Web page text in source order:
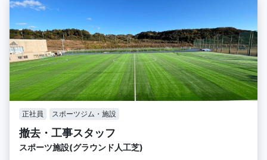
正社員 スポーツジム・施設
撤去・工事スタッフ
スポーツ施設(グラウンド人工芝)